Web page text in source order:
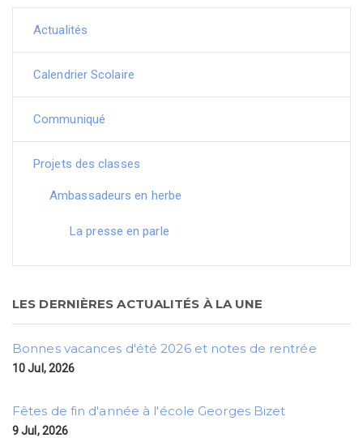
Actualités
Calendrier Scolaire
Communiqué
Projets des classes
Ambassadeurs en herbe
La presse en parle
LES DERNIÈRES ACTUALITÉS À LA UNE
Bonnes vacances d'été 2026 et notes de rentrée
10 Jul, 2026
Fêtes de fin d'année à l'école Georges Bizet
9 Jul, 2026